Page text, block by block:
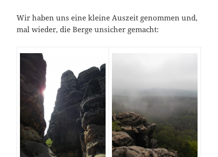
Wir haben uns eine kleine Auszeit genommen und,
mal wieder, die Berge unsicher gemacht: